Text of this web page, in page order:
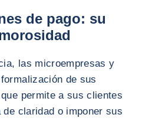
de pago: su
las microempresas y
de sus
permite a sus clientes
claridad o imponer sus